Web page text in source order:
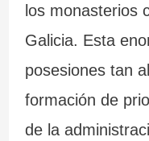
los monasterios
Galicia. Esta
posesiones tan
formación de
de la